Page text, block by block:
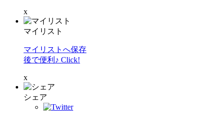
x
マイリスト
マイリストへ保存
後で便利♪ Click!
x
シェア